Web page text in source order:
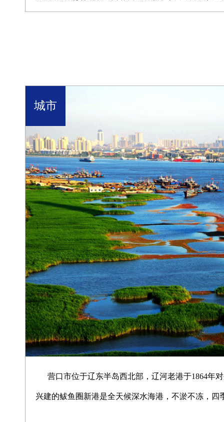
城市
营口市位于辽东半岛西北部，辽河老港于1864年
兴建的鲅鱼圈新港是全天候深水海港，不淤不冻，四